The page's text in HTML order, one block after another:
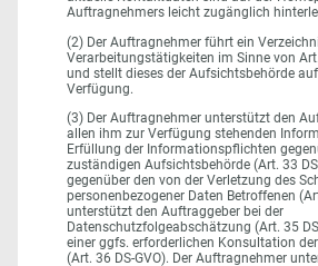
Auftragnehmers leicht zugänglich
(2) Der Auftragnehmer führt ein
Verarbeitungstätigkeiten im Sinne von
und stellt dieses der Aufsichtsbehörde
Verfügung.
(3) Der Auftragnehmer unterstützt den
allen ihm zur Verfügung stehenden
Erfüllung der Informationspflichten
zuständigen Aufsichtsbehörde (Art. 33
gegenüber den von der Verletzung des
personenbezogener Daten Betroffenen
unterstützt den Auftraggeber bei der
Datenschutzfolgeabschätzung (Art. 35
einer ggfs. erforderlichen Konsultation
(Art. 36 DS-GVO). Der Auftragnehmer